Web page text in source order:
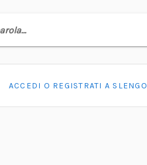
ACCEDI O REGISTRATI A SLENGO